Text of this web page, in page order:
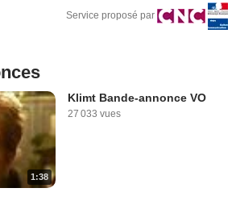
Service proposé par
1:38
Klimt Bande-annonce VO
27 033 vues